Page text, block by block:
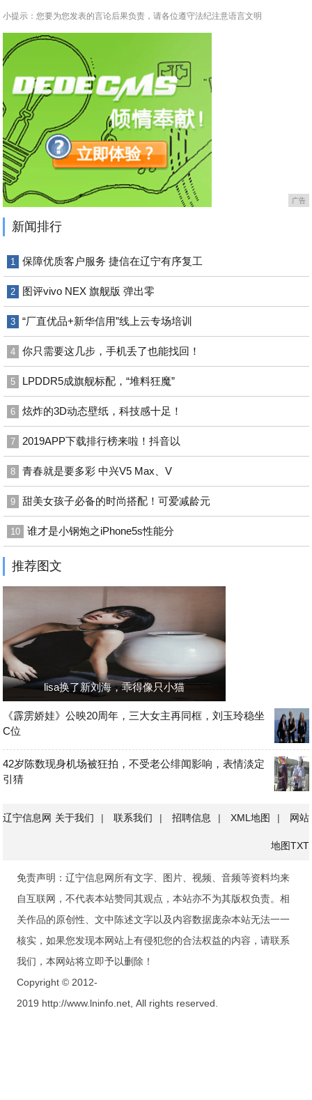
小提示：您要为您发表的言论后果负责，请各位遵守法纪注意语言文明
广告
新闻排行
1 保障优质客户服务 捷信在辽宁有序复工
2 图评vivo NEX 旗舰版 弹出零
3 “厂直优品+新华信用”线上云专场培训
4 你只需要这几步，手机丢了也能找回！
5 LPDDR5成旗舰标配，“堆料狂魔”
6 炫炸的3D动态壁纸，科技感十足！
7 2019APP下载排行榜来啦！抖音以
8 青春就是要多彩 中兴V5 Max、V
9 甜美女孩子必备的时尚搭配！可爱减龄元
10 谁才是小钢炮之iPhone5s性能分
推荐图文
lisa换了新刘海，乖得像只小猫
《霹雳娇娃》公映20周年，三大女主再同框，刘玉玲稳坐
C位
42岁陈数现身机场被狂拍，不受老公绯闻影响，表情淡定
引猜
辽宁信息网 关于我们 | 联系我们 | 招聘信息 | XML地图 | 网站
地图TXT
免责声明：辽宁信息网所有文字、图片、视频、音频等资料均来
自互联网，不代表本站赞同其观点，本站亦不为其版权负责。相
关作品的原创性、文中陈述文字以及内容数据庞杂本站无法一一
核实，如果您发现本网站上有侵犯您的合法权益的内容，请联系
我们，本网站将立即予以删除！
Copyright © 2012-
2019 http://www.lninfo.net, All rights reserved.